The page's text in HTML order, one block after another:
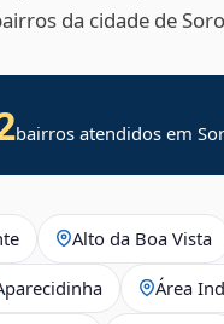
da cidade de
bairros atendidos em
Alto da Boa Vista
Área